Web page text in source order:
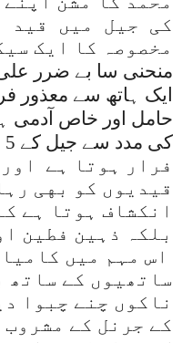
کی جیل میں قید
مخصوصہ کا ایک
منحنی سا بے ضرر علی
ایک ہاتھ سے معذور
حامل اور خاص آدمی
فرار ہوتا ہے
قیدیوں کو بهی
انکشاف ہوتا ہے
بلکہ ذہین فطین
اس مہم میں
ساتھیوں کے ساتھ
ناکوں چنے چبوا
کے جرنل کے مشروب